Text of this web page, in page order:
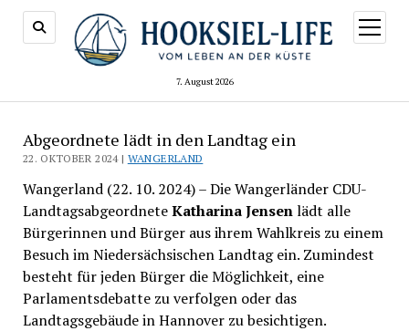
7. August 2026
Menü
öffnen
Abgeordnete lädt in den Landtag ein
22. OKTOBER 2024 | WANGERLAND
Wangerland (22. 10. 2024) – Die Wangerländer CDU-
LandtagsabgeordneteKatharina Jensenlädt alle
Bürgerinnen und Bürger aus ihrem Wahlkreis zu einem
Besuch im Niedersächsischen Landtag ein. Zumindest
besteht für jeden Bürger die Möglichkeit, eine
Parlamentsdebatte zu verfolgen oder das
Landtagsgebäude in Hannover zu besichtigen.